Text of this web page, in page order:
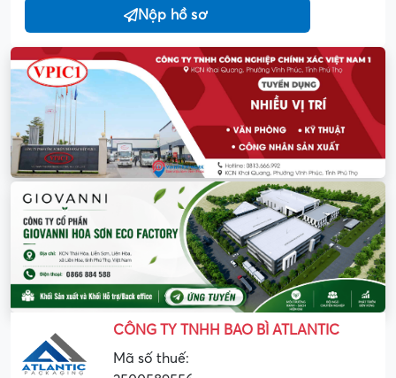
Nộp hồ sơ
CÔNG TY TNHH BAO BÌ ATLANTIC
Mã số thuế: